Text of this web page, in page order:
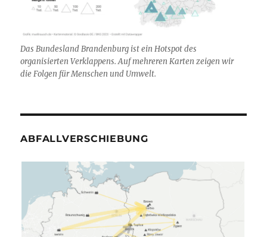
Das Bundesland Brandenburg ist ein Hotspot des
organisierten Verklappens. Auf mehreren Karten zeigen wir
die Folgen für Menschen und Umwelt.
ABFALLVERSCHIEBUNG